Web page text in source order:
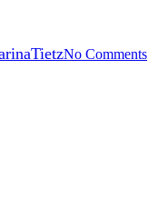
No Comments